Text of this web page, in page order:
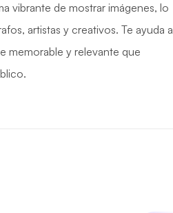
vibrante de mostrar imágenes, lo
artistas y creativos. Te ayuda a
memorable y relevante que